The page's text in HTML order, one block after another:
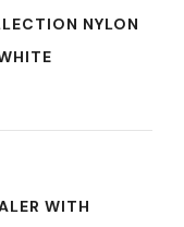
NYLON
WITH